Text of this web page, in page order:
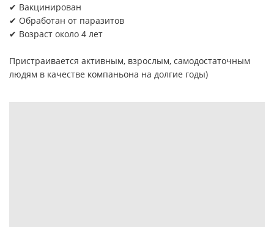
✔ Вакцинирован
✔ Обработан от паразитов
✔ Возраст около 4 лет
Пристраивается активным, взрослым, самодостаточным
людям в качестве компаньона на долгие годы)